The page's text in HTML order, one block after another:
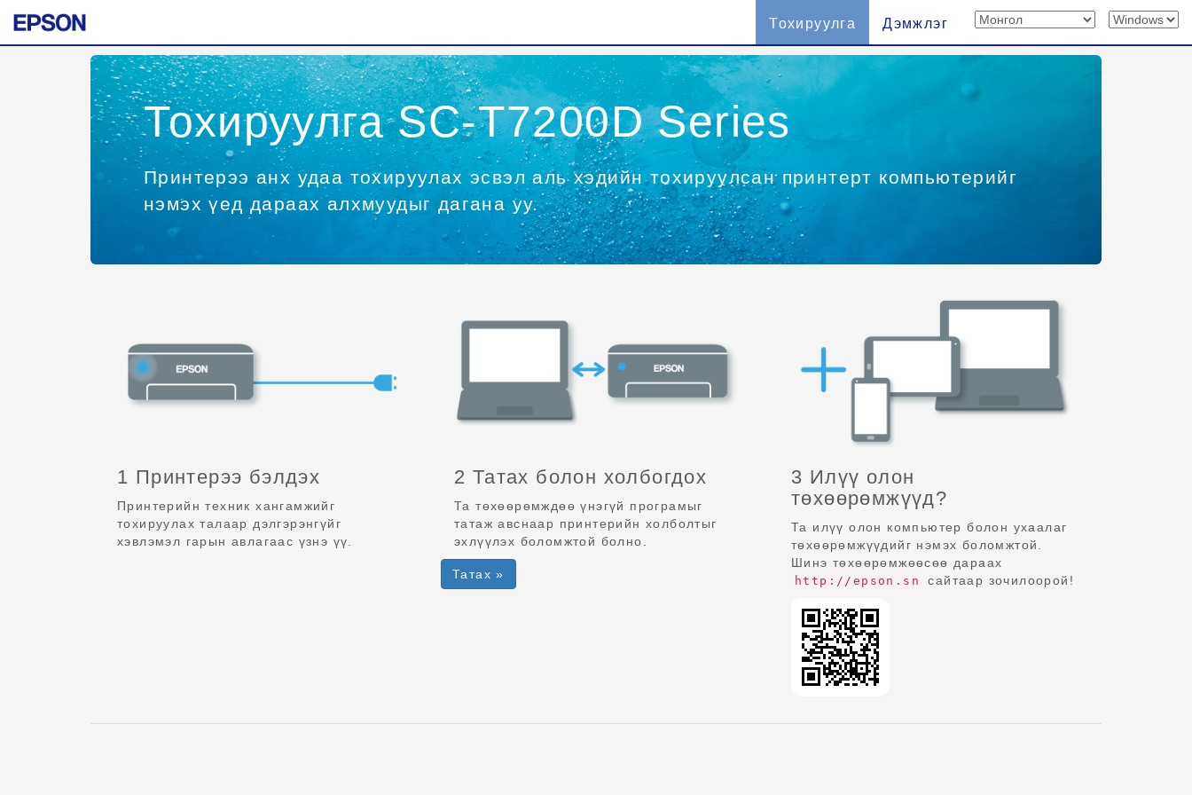
Тохируулга Дэмжлэг
Тохируулга SC-T7200D Series
Принтерээ анх удаа тохируулах эсвэл аль хэдийн тохируулсан принтерт компьютерийг
нэмэх үед дараах алхмуудыг дагана уу.
1 Принтерээ бэлдэх
Принтерийн техник хангамжийг
тохируулах талаар дэлгэрэнгүйг
хэвлэмэл гарын авлагаас үзнэ үү.
2 Татах болон холбогдох
Та төхөөрөмждөө үнэгүй програмыг
татаж авснаар принтерийн холболтыг
эхлүүлэх боломжтой болно.
Татах »
3 Илүү олон
төхөөрөмжүүд?
Та илүү олон компьютер болон ухаалаг
төхөөрөмжүүдийг нэмэх боломжтой.
Шинэ төхөөрөмжөөсөө дараах
http://epson.sn сайтаар зочилоорой!